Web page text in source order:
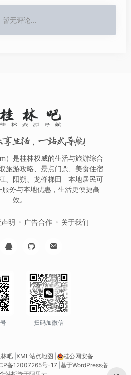
暂无评论...
生活，一站式导航！
）是桂林权威的生活与旅游综合
旅游攻略、景点门票、美食住宿
、阳朔、龙脊梯田；本地居民可
务与本地优惠，生活更便捷高
效。
明 广告合作 关于我们
扫码加微信
吧 XML站点地图
桂公网安备
备12007265号-17 基于WordPress搭